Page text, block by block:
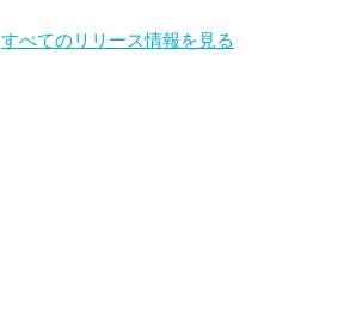
すべてのリリース情報を見る